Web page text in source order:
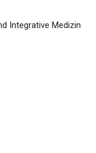
Integrative Medizin